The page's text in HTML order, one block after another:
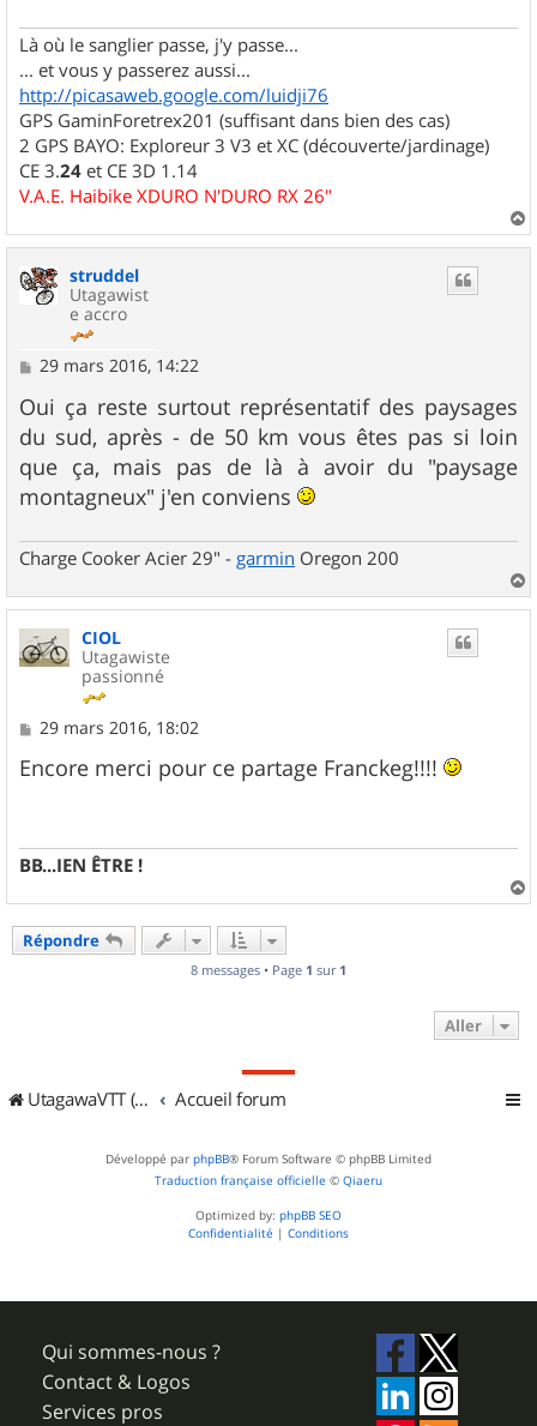
Là où le sanglier passe, j'y passe...
... et vous y passerez aussi...
http://picasaweb.google.com/luidji76
GPS GaminForetrex201 (suffisant dans bien des cas)
2 GPS BAYO: Exploreur 3 V3 et XC (découverte/jardinage)
CE 3.24 et CE 3D 1.14
V.A.E. Haibike XDURO N'DURO RX 26"
a
struddel
Utagawist
e accro
M
s
s
a
g
e
29 mars 2016, 14:22
Oui ça reste surtout représentatif des paysages
du sud, après - de 50 km vous êtes pas si loin
que ça, mais pas de là à avoir du "paysage
montagneux" j'en conviens
Charge Cooker Acier 29" - garmin Oregon 200
a
CIOL
Utagawiste
passionné
M
s
s
29 mars 2016, 18:02
Encore merci pour ce partage Franckeg!!!!
BB...IEN ÊTRE !
a
Répondre
8 messages • Page 1 sur 1
Aller
UtagawaVTT (Randos VTT et VTTAE avec traces GPS) Accueil forum
Développé par phpBB® Forum Software © phpBB Limited
Traduction française officielle © Qiaeru
Optimized by: phpBB SEO
Confidentialité | Conditions
Qui sommes-nous ?
Contact & Logos
Services pros